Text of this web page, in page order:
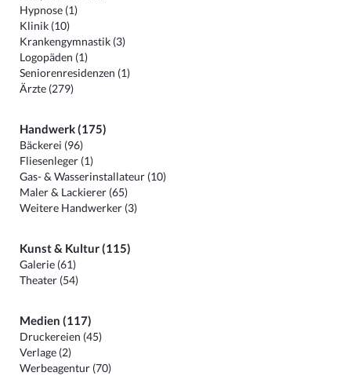
Hypnose (1)
Klinik (10)
Krankengymnastik (3)
Logopäden (1)
Seniorenresidenzen (1)
Ärzte (279)
Handwerk (175)
Bäckerei (96)
Fliesenleger (1)
Gas- & Wasserinstallateur (10)
Maler & Lackierer (65)
Weitere Handwerker (3)
Kunst & Kultur (115)
Galerie (61)
Theater (54)
Medien (117)
Druckereien (45)
Verlage (2)
Werbeagentur (70)